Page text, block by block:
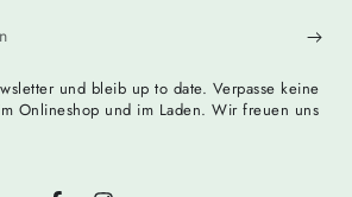
und bleib up to date. Verpasse keine
Onlineshop und im Laden. Wir freuen uns